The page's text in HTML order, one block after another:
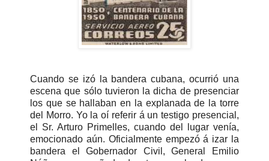
Cuando se izó la bandera cubana, ocurrió una
escena que sólo tuvieron la dicha de presenciar
los que se hallaban en la explanada de la torre
del Morro. Yo la oí referir á un testigo presencial,
el Sr. Arturo Primelles, cuando del lugar venía,
emocionado aún. Oficialmente empezó á izar la
bandera el Gobernador Civil, General Emilio